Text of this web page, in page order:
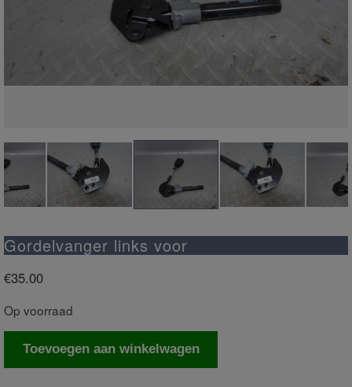
Gordelvanger links voor
€35.00
Op voorraad
Gordelvanger
Toevoegen aan winkelwagen